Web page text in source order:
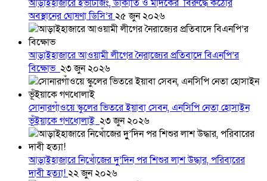
আড়াইহাজারে ইভটিজিং, ডাকাতি ও মাদকের বিরুদ্ধে কঠোর
অবস্থানের ঘোষণা ডিসি’র২৫ জুন ২০২৬
আড়াইহাজারে আওয়ামী লীগের নৈরাজ্যের প্রতিবাদে বিএনপি’র
বিক্ষোভ ২৩ জুন ২০২৬
সোনারগাঁওয়ে স্কুলের ভিতরে ইয়াবা সেবন, এনসিপি নেতা হোসাইন
ভূঁইয়াকে গণধোলাই ২৩ জুন ২০২৬
আড়াইহাজারে নিখোঁজের দুু’দিন পর শিশুর লাশ উদ্ধার, পরিবারের
দাবী হত্যা!২২ জুন ২০২৬